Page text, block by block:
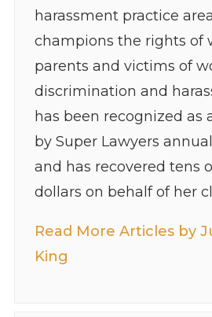
harassment practice
champions the rights of
parents and victims of
discrimination and
has been recognized as
by Super Lawyers
and has recovered tens
dollars on behalf of her
Read More Articles by
King